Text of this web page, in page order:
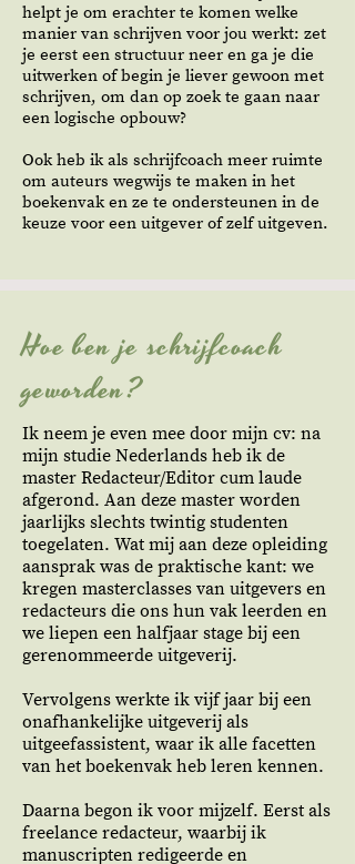
helpt je om erachter te komen welke
manier van schrijven voor jou werkt: zet
je eerst een structuur neer en ga je die
uitwerken of begin je liever gewoon met
schrijven, om dan op zoek te gaan naar
een logische opbouw?
Ook heb ik als schrijfcoach meer ruimte
om auteurs wegwijs te maken in het
boekenvak en ze te ondersteunen in de
keuze voor een uitgever of zelf uitgeven.
Hoe ben je schrijfcoach
geworden?
Ik neem je even mee door mijn cv: na
mijn studie Nederlands heb ik de
master Redacteur/Editor cum laude
afgerond. Aan deze master worden
jaarlijks slechts twintig studenten
toegelaten. Wat mij aan deze opleiding
aansprak was de praktische kant: we
kregen masterclasses van uitgevers en
redacteurs die ons hun vak leerden en
we liepen een halfjaar stage bij een
gerenommeerde uitgeverij.
Vervolgens werkte ik vijf jaar bij een
onafhankelijke uitgeverij als
uitgeefassistent, waar ik alle facetten
van het boekenvak heb leren kennen.
Daarna begon ik voor mijzelf. Eerst als
freelance redacteur, waarbij ik
manuscripten redigeerde en